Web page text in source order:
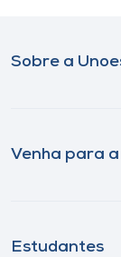
Sobre a
Venha para a
Estudantes